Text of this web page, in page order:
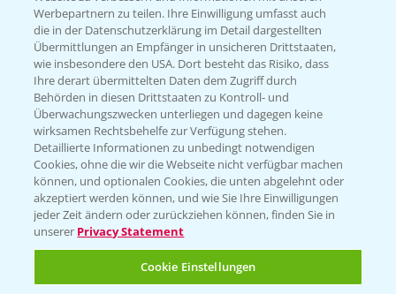
T.+49 (0)214/30-20220
Folgen Sie uns
Werbepartnern zu teilen. Ihre Einwilligung umfasst auch
die in der Datenschutzerklärung im Detail dargestellten
Übermittlungen an Empfänger in unsicheren Drittstaaten,
wie insbesondere den USA. Dort besteht das Risiko, dass
Ihre derart übermittelten Daten dem Zugriff durch
Behörden in diesen Drittstaaten zu Kontroll- und
Überwachungszwecken unterliegen und dagegen keine
wirksamen Rechtsbehelfe zur Verfügung stehen.
Detaillierte Informationen zu unbedingt notwendigen
Cookies, ohne die wir die Webseite nicht verfügbar machen
können, und optionalen Cookies, die unten abgelehnt oder
akzeptiert werden können, und wie Sie Ihre Einwilligungen
jeder Zeit ändern oder zurückziehen können, finden Sie in
unserer Privacy Statement
Cookie Einstellungen